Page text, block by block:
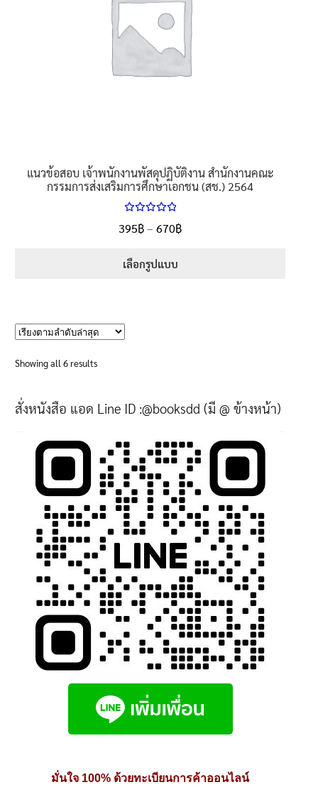
may
be
on
แนวข้อสอบ เจ้าพนักงานพัสดุปฏิบัติงาน สำนักงานคณะ
กรรมการส่งเสริมการศึกษาเอกชน (สช.) 2564
5.00
ตั้งแต่
395฿– 670฿Price
เลือกรูปแบบ
may
chosen
on
the
product
page
Showing all 6 resultsSorted
สั่งหนังสือ แอด Line ID :@booksdd (มี @ ข้างหน้า)
มั่นใจ 100% ด้วยทะเบียนการค้าออนไลน์